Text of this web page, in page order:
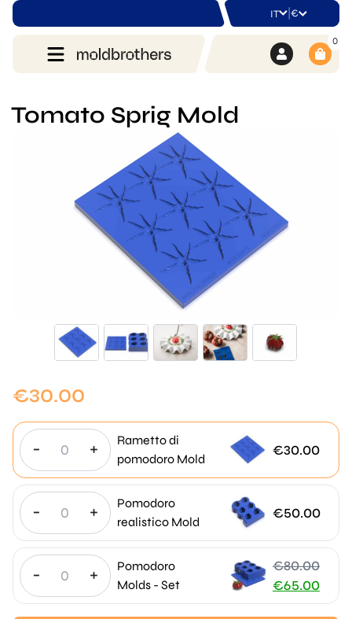
IT | €
0
Tomato Sprig Mold
€30.00
- +
Rametto di
pomodoro Mold
€30.00
- +
Pomodoro
realistico Mold
€50.00
- +
Pomodoro
Molds - Set
€80.00
Il
prezzo
€65.00
Il